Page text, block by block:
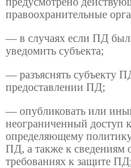
правоохранительные
— в случаях если ПД
уведомить субъекта;
— разъяснять субъекту
предоставлении ПД;
— опубликовать или
неограниченный доступ
определяющему
ПД, а также к сведениям
требованиях к защите ПД;